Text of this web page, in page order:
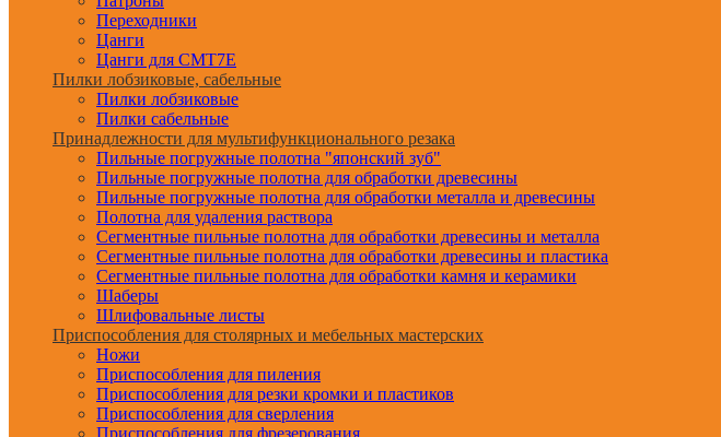
Переходники
Цанги
Цанги для CMT7E
Пилки лобзиковые, сабельные
Пилки лобзиковые
Пилки сабельные
Принадлежности для мультифункционального резака
Пильные погружные полотна "японский зуб"
Пильные погружные полотна для обработки древесины
Пильные погружные полотна для обработки металла и древесины
Полотна для удаления раствора
Сегментные пильные полотна для обработки древесины и металла
Сегментные пильные полотна для обработки древесины и пластика
Сегментные пильные полотна для обработки камня и керамики
Шаберы
Шлифовальные листы
Приспособления для столярных и мебельных мастерских
Ножи
Приспособления для пиления
Приспособления для резки кромки и пластиков
Приспособления для сверления
Приспособления для фрезерования